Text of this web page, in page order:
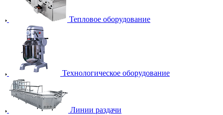
Тепловое оборудование
Технологическое оборудование
Линии раздачи